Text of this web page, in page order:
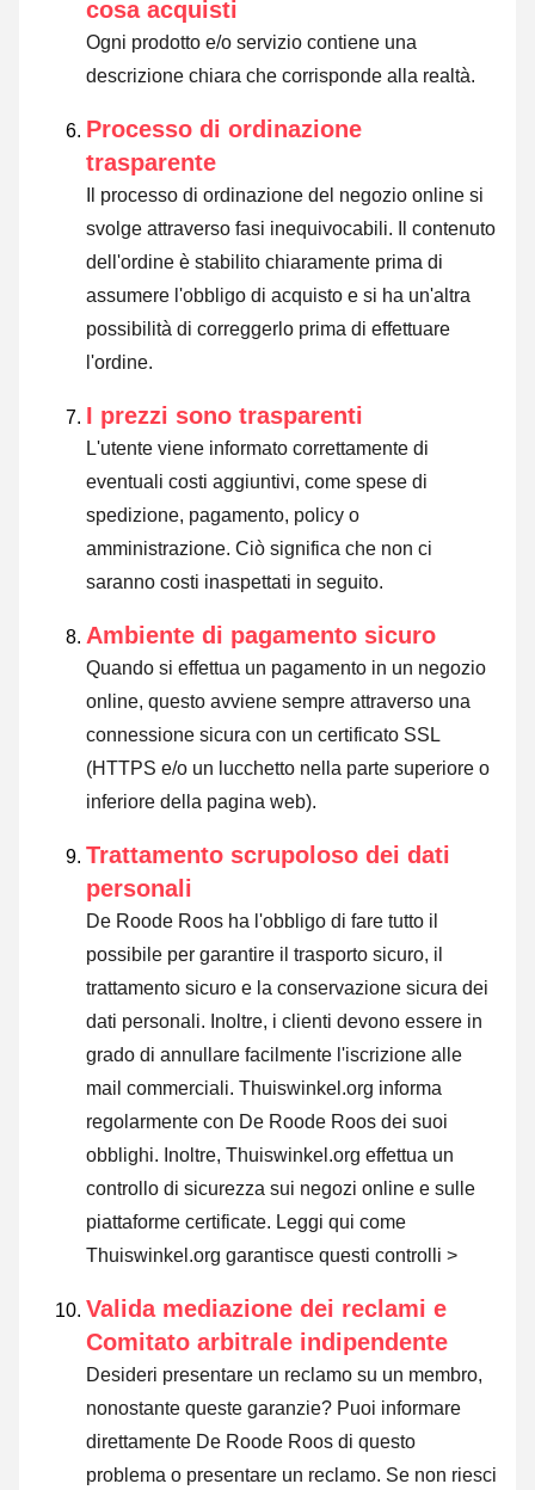
cosa acquisti
Ogni prodotto e/o servizio contiene una
descrizione chiara che corrisponde alla realtà.
Processo di ordinazione
trasparente
Il processo di ordinazione del negozio online si
svolge attraverso fasi inequivocabili. Il contenuto
dell'ordine è stabilito chiaramente prima di
assumere l'obbligo di acquisto e si ha un'altra
possibilità di correggerlo prima di effettuare
l'ordine.
I prezzi sono trasparenti
L'utente viene informato correttamente di
eventuali costi aggiuntivi, come spese di
spedizione, pagamento, policy o
amministrazione. Ciò significa che non ci
saranno costi inaspettati in seguito.
Ambiente di pagamento sicuro
Quando si effettua un pagamento in un negozio
online, questo avviene sempre attraverso una
connessione sicura con un certificato SSL
(HTTPS e/o un lucchetto nella parte superiore o
inferiore della pagina web).
Trattamento scrupoloso dei dati
personali
De Roode Roos ha l'obbligo di fare tutto il
possibile per garantire il trasporto sicuro, il
trattamento sicuro e la conservazione sicura dei
dati personali. Inoltre, i clienti devono essere in
grado di annullare facilmente l'iscrizione alle
mail commerciali. Thuiswinkel.org informa
regolarmente con De Roode Roos dei suoi
obblighi. Inoltre, Thuiswinkel.org effettua un
controllo di sicurezza sui negozi online e sulle
piattaforme certificate. Leggi qui come
Thuiswinkel.org garantisce questi controlli >
Valida mediazione dei reclami e
Comitato arbitrale indipendente
Desideri presentare un reclamo su un membro,
nonostante queste garanzie? Puoi informare
direttamente De Roode Roos di questo
problema o presentare un reclamo. Se non riesci